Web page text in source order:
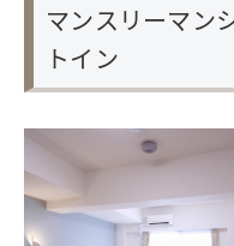
マンスリーマン
トイン